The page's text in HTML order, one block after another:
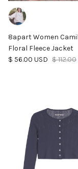
8apart Women
Floral Fleece Jacket
Precio de venta
$ 56.00 USD Precio
$ 112.00